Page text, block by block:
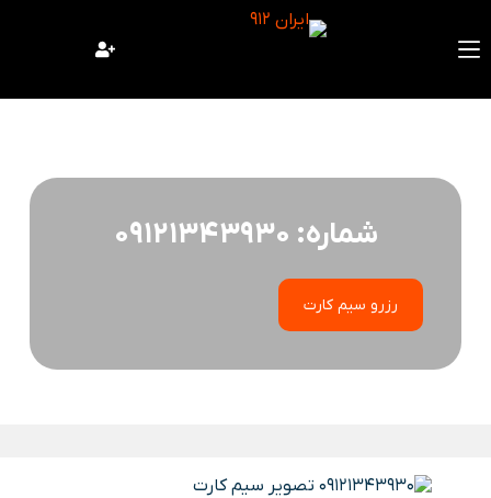
محتوا
شماره: 09121343930
رزرو سیم کارت